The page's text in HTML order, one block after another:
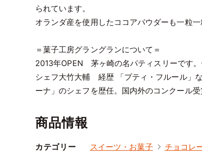
られています。
オランダ産を使用したココアパウダーも一粒
＝菓子工房グラングランについて＝
2013年OPEN 茅ヶ崎の名パティスリーです。
シェフ大竹大輔 経歴 「プティ・フルール」
ーナ」のシェフを歴任。国内外のコンクール
商品情報
カテゴリー スイーツ・お菓子 チョコレ